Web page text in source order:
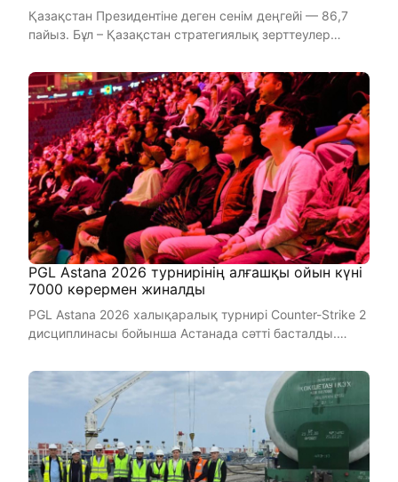
Қазақстан Президентіне деген сенім деңгейі — 86,7
пайыз. Бұл – Қазақстан стратегиялық зерттеулер
PGL Astana 2026 турнирінің алғашқы ойын күні
7000 көрермен жиналды
PGL Astana 2026 халықаралық турнирі Counter-Strike 2
дисциплинасы бойынша Астанада сәтті басталды.